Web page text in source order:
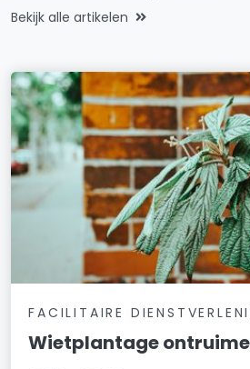
Bekijk alle artikelen
FACILITAIRE
Wietplantage